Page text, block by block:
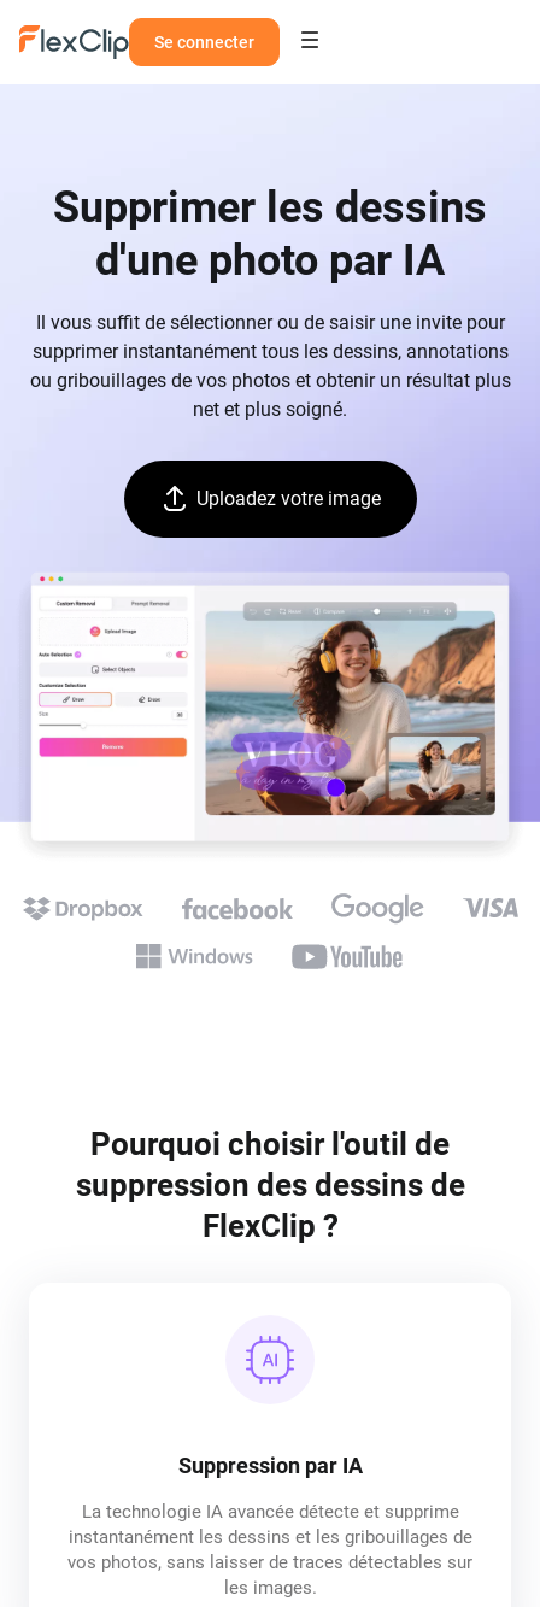
Se connecter
Supprimer les dessins
d'une photo par IA
Il vous suffit de sélectionner ou de saisir une invite pour
supprimer instantanément tous les dessins, annotations
ou gribouillages de vos photos et obtenir un résultat plus
net et plus soigné.
Uploadez votre image
Pourquoi choisir l'outil de
suppression des dessins de
FlexClip ?
Suppression par IA
La technologie IA avancée détecte et supprime
instantanément les dessins et les gribouillages de
vos photos, sans laisser de traces détectables sur
les images.